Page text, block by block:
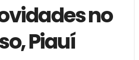
no
Piauí